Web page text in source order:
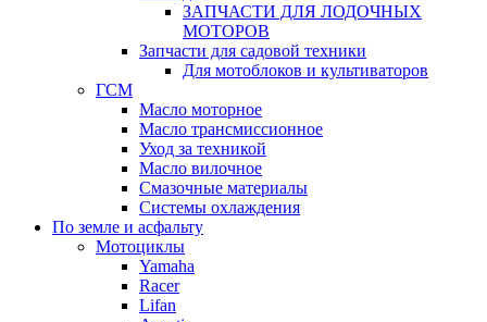
ЗАПЧАСТИ ДЛЯ ЛОДОЧНЫХ
МОТОРОВ
Запчасти для садовой техники
Для мотоблоков и культиваторов
ГСМ
Масло моторное
Масло трансмиссионное
Уход за техникой
Масло вилочное
Смазочные материалы
Системы охлаждения
По земле и асфальту
Мотоциклы
Yamaha
Racer
Lifan